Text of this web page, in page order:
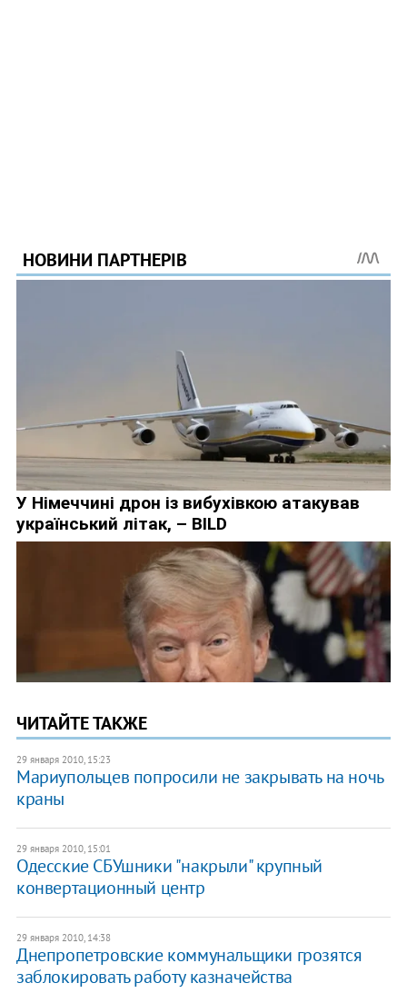
ЧИТАЙТЕ ТАКЖЕ
29 января 2010, 15:23
Мариупольцев попросили не закрывать на ночь
краны
29 января 2010, 15:01
Одесские СБУшники "накрыли" крупный
конвертационный центр
29 января 2010, 14:38
Днепропетровские коммунальщики грозятся
заблокировать работу казначейства